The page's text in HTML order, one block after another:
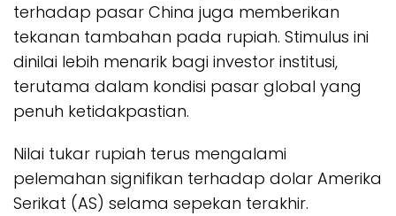
terhadap pasar China juga memberikan
tekanan tambahan pada rupiah. Stimulus ini
dinilai lebih menarik bagi investor institusi,
terutama dalam kondisi pasar global yang
penuh ketidakpastian.
Nilai tukar rupiah terus mengalami
pelemahan signifikan terhadap dolar Amerika
Serikat (AS) selama sepekan terakhir.